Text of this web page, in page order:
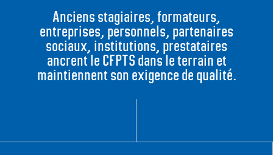
Anciens stagiaires, formateurs,
entreprises, personnels, partenaires
sociaux, institutions, prestataires
ancrent le CFPTS dans le terrain et
maintiennent son exigence de qualité.